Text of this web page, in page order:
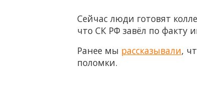
Сейчас люди готовят
что СК РФ завёл по факту
Ранее мы рассказывали,
поломки.